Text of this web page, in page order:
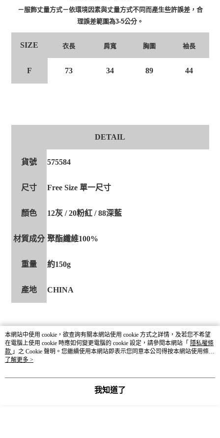
－服飾丈量方式－依環境因素與丈量方式不同而產生些許誤差，合
理誤差範圍為3-5公分。
SIZE 衣長 肩寬 胸圍 袖長
F 73 34 89 44
DETAIL
貨號 575584
尺寸 Free Size 單一尺寸
顏色 12灰 / 20粉紅 / 88深藍
材質成分 聚酯纖維100%
重量 約150g
產地 CHINA
本網站中使用 cookie，欲查詢有關本網站使用 cookie 方式之詳情，及若您不希望
在電腦上使用 cookie 時應如何變更電腦的 cookie 設定，請參閱本網站「 隱私權條
款 」之 Cookie 聲明。您繼續使用本網站即表示您同意本公司得按本網站使用條款
之 Cookie 聲明使用 cookie。
了解更多 >
我知道了